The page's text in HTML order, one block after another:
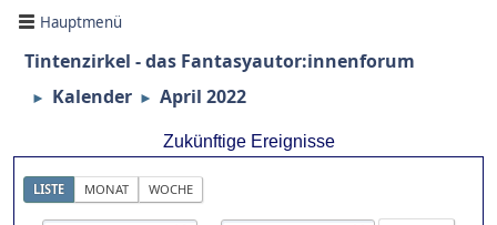
Hauptmenü
Tintenzirkel - das Fantasyautor:innenforum
► Kalender ► April 2022
Zukünftige Ereignisse
LISTE MONAT WOCHE